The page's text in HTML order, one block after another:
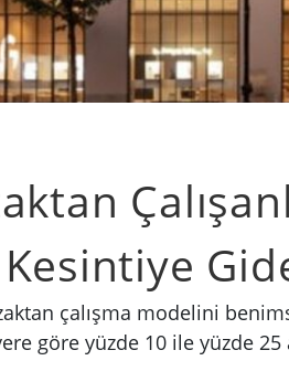
Kesintiye
çalışma modelini
göre yüzde 10 ile yüzde